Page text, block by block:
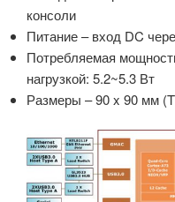
консоли
Питание – вход DC
Потребляемая
нагрузкой: 5.2~5.3 Вт
Размеры – 90 x 90 мм